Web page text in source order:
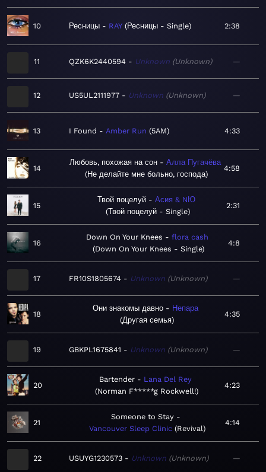
10 Ресницы RAY Ресницы - Single 2:38
11 QZK6K2440594 Unknown Unknown —
12 US5UL2111977 Unknown Unknown —
13 I Found Amber Run 5AM 4:33
14
Любовь, похожая на сон
Алла Пугачёва
Не делайте мне больно, господа
4:58
15
Твой поцелуй
Асия & NЮ
Твой поцелуй - Single
2:31
16
Down On Your Knees
flora cash
Down On Your Knees - Single
4:8
17 FR10S1805674 Unknown Unknown —
18
Они знакомы давно
Непара
Другая семья
4:35
19 GBKPL1675841 Unknown Unknown —
20
Bartender
Lana Del Rey
Norman F*****g Rockwell!
4:23
21
Someone to Stay
Vancouver Sleep Clinic Revival
4:14
22 USUYG1230573 Unknown Unknown —